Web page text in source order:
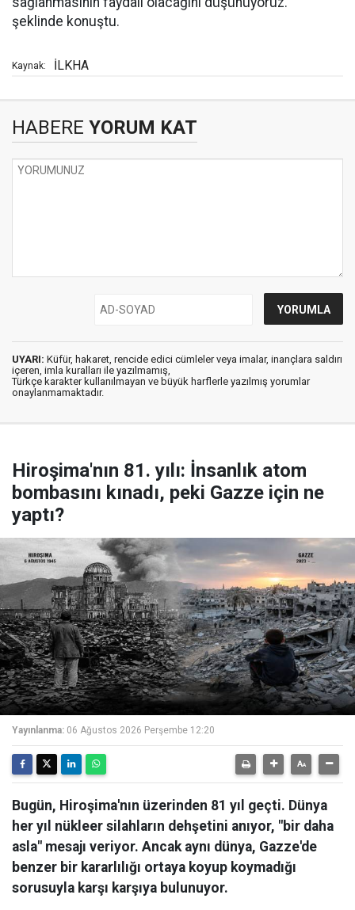
şeklinde konuştu.
Kaynak: İLKHA
HABERE YORUM KAT
UYARI: Küfür, hakaret, rencide edici cümleler veya imalar, inançlara saldırı
içeren, imla kuralları ile yazılmamış,
Türkçe karakter kullanılmayan ve büyük harflerle yazılmış yorumlar
onaylanmamaktadır.
Hiroşima'nın 81. yılı: İnsanlık atom
bombasını kınadı, peki Gazze için ne
yaptı?
Yayınlanma: 06 Ağustos 2026 Perşembe 12:20
Bugün, Hiroşima'nın üzerinden 81 yıl geçti. Dünya
her yıl nükleer silahların dehşetini anıyor, "bir daha
asla" mesajı veriyor. Ancak aynı dünya, Gazze'de
benzer bir kararlılığı ortaya koyup koymadığı
sorusuyla karşı karşıya bulunuyor.